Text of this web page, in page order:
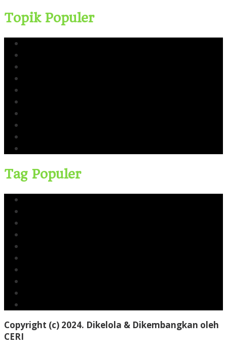
Topik Populer
Tag Populer
Copyright (c) 2024. Dikelola & Dikembangkan oleh
CERI